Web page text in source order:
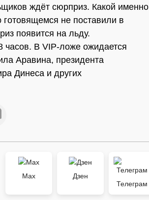
ждёт сюрприз. Какой именно
не поставили в
появится на льду.
часов. В VIP-ложе ожидается
Аравина, президента
Динеса и других
Max
Дзен
Телеграм